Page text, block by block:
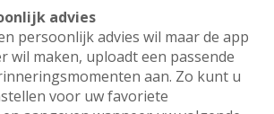
advies
persoonlijk advies wil maar de app
wil maken, uploadt een passende
aan. Zo kunt u
voor uw favoriete